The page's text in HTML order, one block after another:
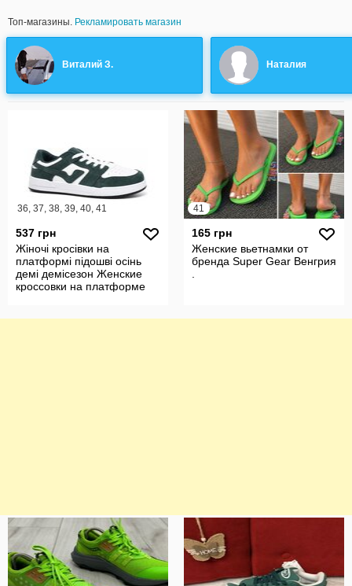
Топ-магазины. Рекламировать магазин
Виталий З. Наталия
36, 37, 38, 39, 40, 41
537 грн
Жіночі кросівки на
платформі підошві осінь
демі демісезон Женские
кроссовки на платформе
41
165 грн
Женские вьетнамки от
бренда Super Gear Венгрия